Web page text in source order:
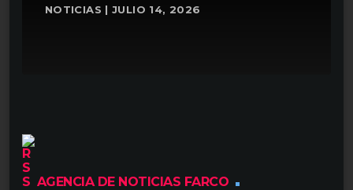
NOTICIAS | JULIO 14, 2026
AGENCIA DE NOTICIAS FARCO